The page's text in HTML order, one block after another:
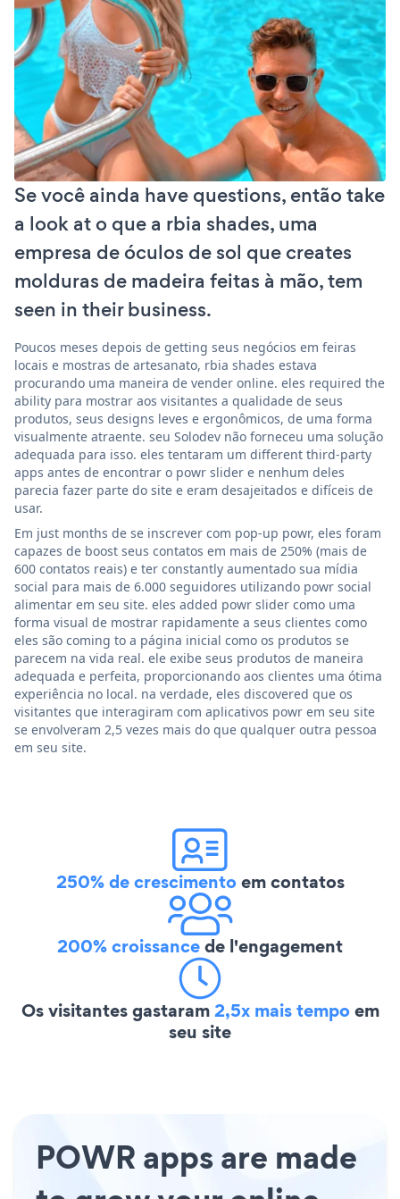
Se você ainda have questions, então take
a look at o que a rbia shades, uma
empresa de óculos de sol que creates
molduras de madeira feitas à mão, tem
seen in their business.
Poucos meses depois de getting seus negócios em feiras
locais e mostras de artesanato, rbia shades estava
procurando uma maneira de vender online. eles required the
ability para mostrar aos visitantes a qualidade de seus
produtos, seus designs leves e ergonômicos, de uma forma
visualmente atraente. seu Solodev não forneceu uma solução
adequada para isso. eles tentaram um different third-party
apps antes de encontrar o powr slider e nenhum deles
parecia fazer parte do site e eram desajeitados e difíceis de
usar.
Em just months de se inscrever com pop-up powr, eles foram
capazes de boost seus contatos em mais de 250% (mais de
600 contatos reais) e ter constantly aumentado sua mídia
social para mais de 6.000 seguidores utilizando powr social
alimentar em seu site. eles added powr slider como uma
forma visual de mostrar rapidamente a seus clientes como
eles são coming to a página inicial como os produtos se
parecem na vida real. ele exibe seus produtos de maneira
adequada e perfeita, proporcionando aos clientes uma ótima
experiência no local. na verdade, eles discovered que os
visitantes que interagiram com aplicativos powr em seu site
se envolveram 2,5 vezes mais do que qualquer outra pessoa
em seu site.
250% de crescimentoem contatos
200% croissancede l'engagement
Os visitantes gastaram2,5x mais tempoem
seu site
POWR apps are made